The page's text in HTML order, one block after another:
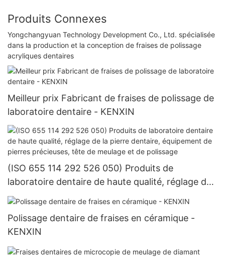
Produits Connexes
Yongchangyuan Technology Development Co., Ltd. spécialisée
dans la production et la conception de fraises de polissage
acryliques dentaires
Meilleur prix Fabricant de fraises de polissage de
laboratoire dentaire - KENXIN
(ISO 655 114 292 526 050) Produits de
laboratoire dentaire de haute qualité, réglage de
la pierre dentaire, équipement de pierres
précieuses, tête de meulage et de polissage
Polissage dentaire de fraises en céramique -
KENXIN